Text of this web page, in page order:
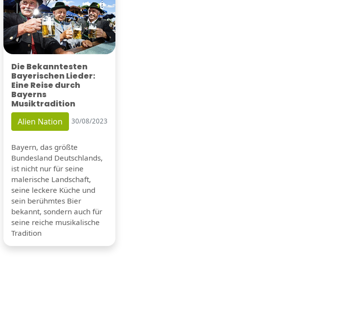
Die Bekanntesten
Bayerischen Lieder:
Eine Reise durch
Bayerns
Musiktradition
Alien Nation 30/08/2023
Bayern, das größte
Bundesland Deutschlands,
ist nicht nur für seine
malerische Landschaft,
seine leckere Küche und
sein berühmtes Bier
bekannt, sondern auch für
seine reiche musikalische
Tradition